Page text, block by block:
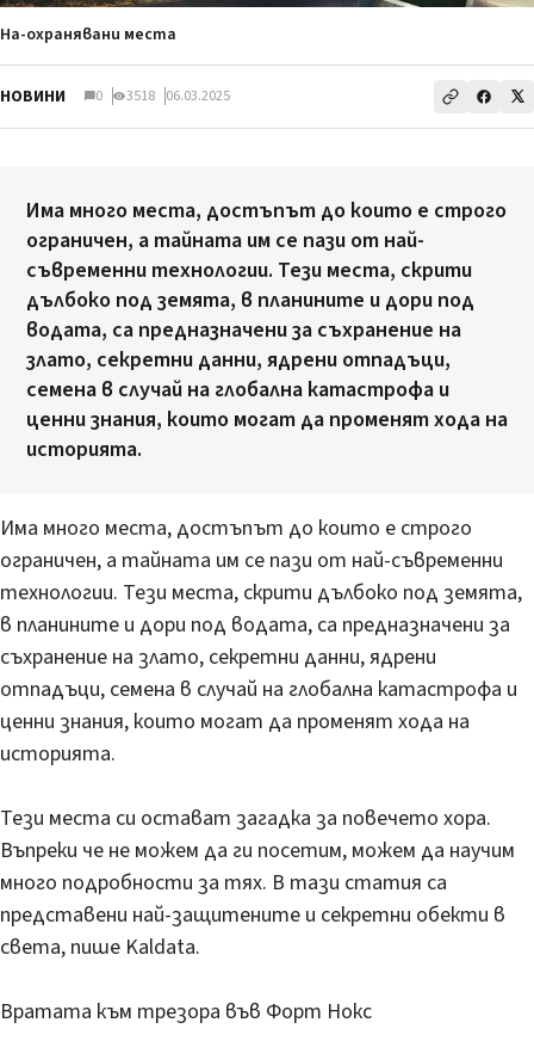
На-охранявани места
НОВИНИ 0 3518 06.03.2025
Има много места, достъпът до които е строго
ограничен, а тайната им се пази от най-
съвременни технологии. Тези места, скрити
дълбоко под земята, в планините и дори под
водата, са предназначени за съхранение на
злато, секретни данни, ядрени отпадъци,
семена в случай на глобална катастрофа и
ценни знания, които могат да променят хода на
историята.
Има много места, достъпът до които е строго
ограничен, а тайната им се пази от най-съвременни
технологии. Тези места, скрити дълбоко под земята,
в планините и дори под водата, са предназначени за
съхранение на злато, секретни данни, ядрени
отпадъци, семена в случай на глобална катастрофа и
ценни знания, които могат да променят хода на
историята.
Тези места си остават загадка за повечето хора.
Въпреки че не можем да ги посетим, можем да научим
много подробности за тях. В тази статия са
представени най-защитените и секретни обекти в
света, пише Kaldata.
Вратата към трезора във Форт Нокс